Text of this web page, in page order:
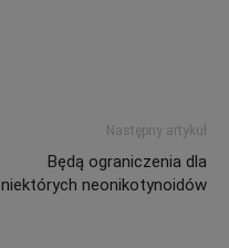
Następny artykuł
Będą ograniczenia dla
niektórych neonikotynoidów